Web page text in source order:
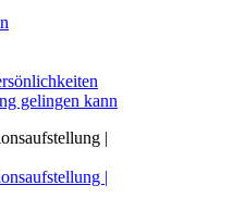
gelingen kann